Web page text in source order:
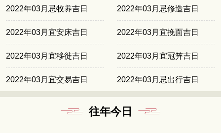
2022年03月忌牧养吉日 2022年03月忌修造吉日
2022年03月宜安床吉日 2022年03月宜挽面吉日
2022年03月宜移徙吉日 2022年03月宜冠笄吉日
2022年03月宜交易吉日 2022年03月忌出行吉日
往年今日